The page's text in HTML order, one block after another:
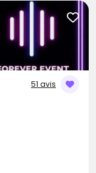
51 avis